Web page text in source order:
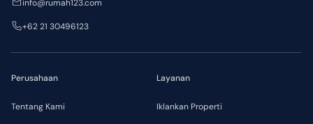
Perusahaan
Tentang Kami
Layanan
Iklankan Properti
info@rumah123.com
+62 21 30496123